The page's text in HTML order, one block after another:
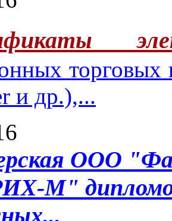
и др.),...
ООО
М"